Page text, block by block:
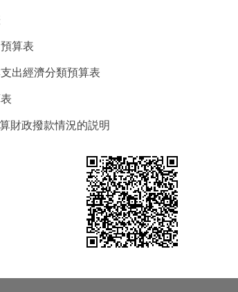
算表
出經濟分類預算表
財政撥款情況的説明